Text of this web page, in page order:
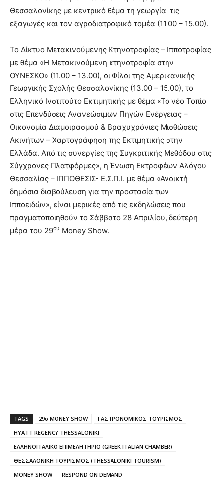
Θεσσαλονίκης με κεντρικό θέμα τη γεωργία, τις
εξαγωγές και τον αγροδιατροφικό τομέα (11.00 – 15.00).
Το Δίκτυο Μετακινούμενης Κτηνοτροφίας – Ιπποτροφίας
με θέμα «Η Μετακινούμενη κτηνοτροφία στην
ΟΥΝΕΣΚΟ» (11.00 – 13.00), οι Φίλοι της Αμερικανικής
Γεωργικής Σχολής Θεσσαλονίκης (13.00 – 15.00), το
Ελληνικό Ινστιτούτο Εκτιμητικής με θέμα «Το νέο Τοπίο
στις Επενδύσεις Ανανεώσιμων Πηγών Ενέργειας –
Οικονομία Διαμοιρασμού & Βραχυχρόνιες Μισθώσεις
Ακινήτων – Χαρτογράφηση της Εκτιμητικής στην
Ελλάδα. Από τις συνεργίες της Συγκριτικής Μεθόδου στις
Σύγχρονες Πλατφόρμες», η Ένωση Εκτροφέων Αλόγου
Θεσσαλίας – ΙΠΠΟΘΕΣΙΣ- Ε.Σ.Π.Ι. με θέμα «Ανοικτή
δημόσια διαβούλευση για την προστασία των
Ιπποειδών», είναι μερικές από τις εκδηλώσεις που
πραγματοποιηθούν το Σάββατο 28 Απριλίου, δεύτερη
μέρα του 29ου Money Show.
TAGS 29o MONEY SHOW
ΓΑΣΤΡΟΝΟΜΙΚΟΣ ΤΟΥΡΙΣΜΟΣ
HYATT REGENCY THESSALONIKI
ΕΛΛΗΝΟΙΤΑΛΙΚΟ ΕΠΙΜΕΛΗΤΗΡΙΟ (GREEK ITALIAN CHAMBER)
ΘΕΣΣΑΛΟΝΙΚΗ ΤΟΥΡΙΣΜΟΣ (THESSALONIKI TOURISM)
MONEY SHOW
RESPOND ON DEMAND